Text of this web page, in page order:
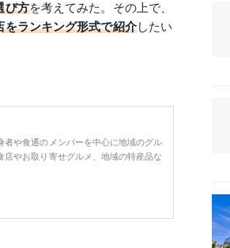
び方を考えてみた。その上で、
をランキング形式で紹介したい
者や食通のメンバーを中心に地域のグル
店やお取り寄せグルメ、地域の特産品な